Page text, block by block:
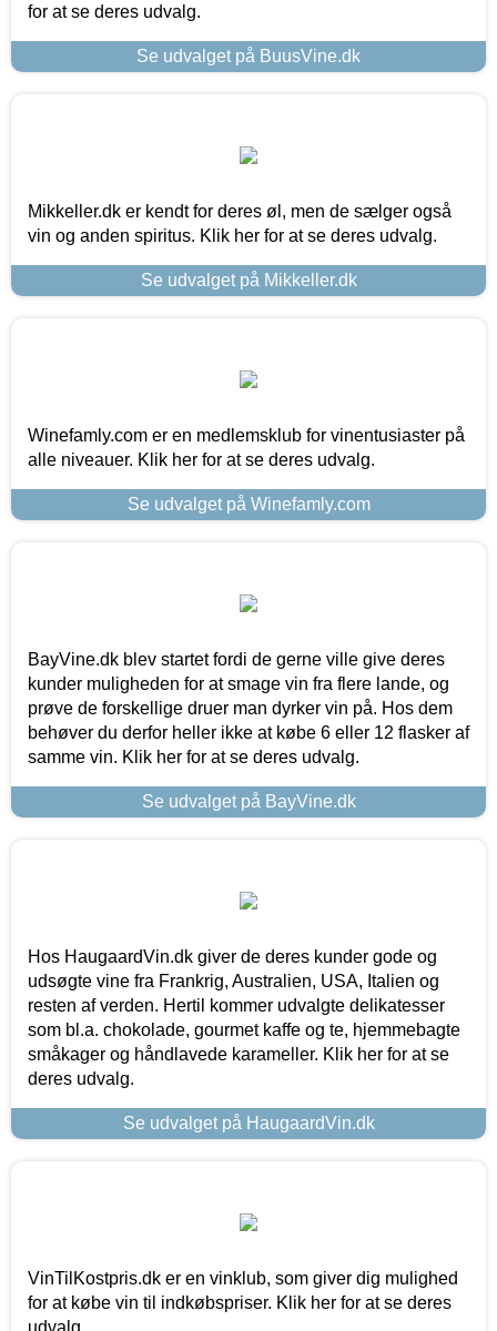
for at se deres udvalg.
Se udvalget på BuusVine.dk
Mikkeller.dk er kendt for deres øl, men de sælger også
vin og anden spiritus. Klik her for at se deres udvalg.
Se udvalget på Mikkeller.dk
Winefamly.com er en medlemsklub for vinentusiaster på
alle niveauer. Klik her for at se deres udvalg.
Se udvalget på Winefamly.com
BayVine.dk blev startet fordi de gerne ville give deres
kunder muligheden for at smage vin fra flere lande, og
prøve de forskellige druer man dyrker vin på. Hos dem
behøver du derfor heller ikke at købe 6 eller 12 flasker af
samme vin. Klik her for at se deres udvalg.
Se udvalget på BayVine.dk
Hos HaugaardVin.dk giver de deres kunder gode og
udsøgte vine fra Frankrig, Australien, USA, Italien og
resten af verden. Hertil kommer udvalgte delikatesser
som bl.a. chokolade, gourmet kaffe og te, hjemmebagte
småkager og håndlavede karameller. Klik her for at se
deres udvalg.
Se udvalget på HaugaardVin.dk
VinTilKostpris.dk er en vinklub, som giver dig mulighed
for at købe vin til indkøbspriser. Klik her for at se deres
udvalg.